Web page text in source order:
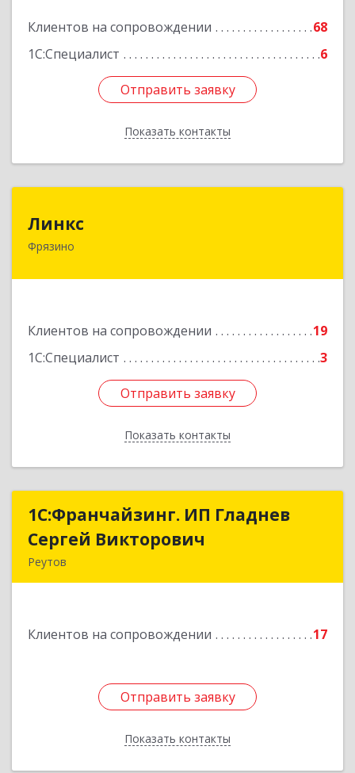
Клиентов на сопровождении
68
1С:Специалист
6
Отправить заявку
Показать контакты
Отправить заявку
Назад
Линкс
Фрязино
Клиентов на сопровождении
19
1С:Специалист
3
Отправить заявку
Показать контакты
141190, Московская обл, Фрязино г, Заводской
Отправить заявку
Назад
1С:Франчайзинг. ИП Гладнев
Сергей Викторович
Реутов
Клиентов на сопровождении 17
Отправить заявку
Показать контакты
1С:Франчайзинг. ИП Гладнев
Сергей Викторович
Подробнее
Отправить заявку
Назад